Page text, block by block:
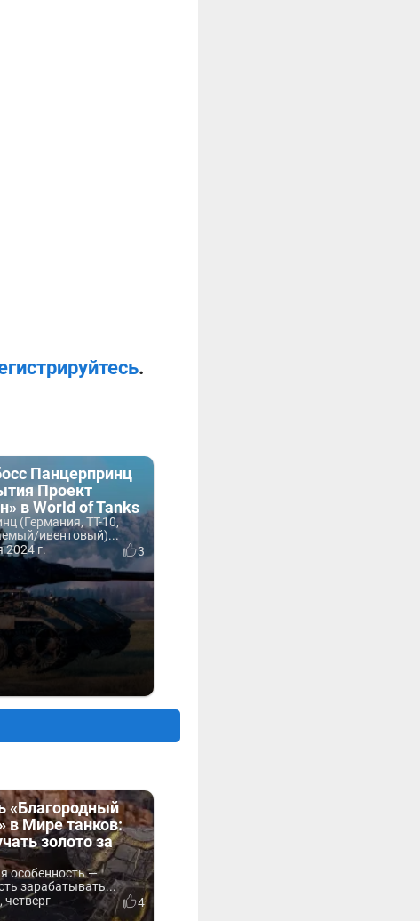
.
Панцерпринц
Проект
в World of Tanks
(Германия, ТТ-10,
ивентовый)...
2024 г.
3
«Благородный
в Мире танков:
золото за
особенность —
зарабатывать...
четверг
4